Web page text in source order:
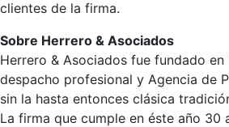
clientes de la firma.
Sobre Herrero & Asociados
Herrero & Asociados fue fundado
despacho profesional y Agencia de
sin la hasta entonces clásica
La firma que cumple en éste año 30